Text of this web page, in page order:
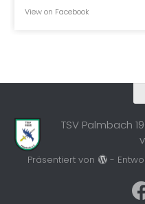
View on Facebook
TSV Palmbach
Präsentiert von -